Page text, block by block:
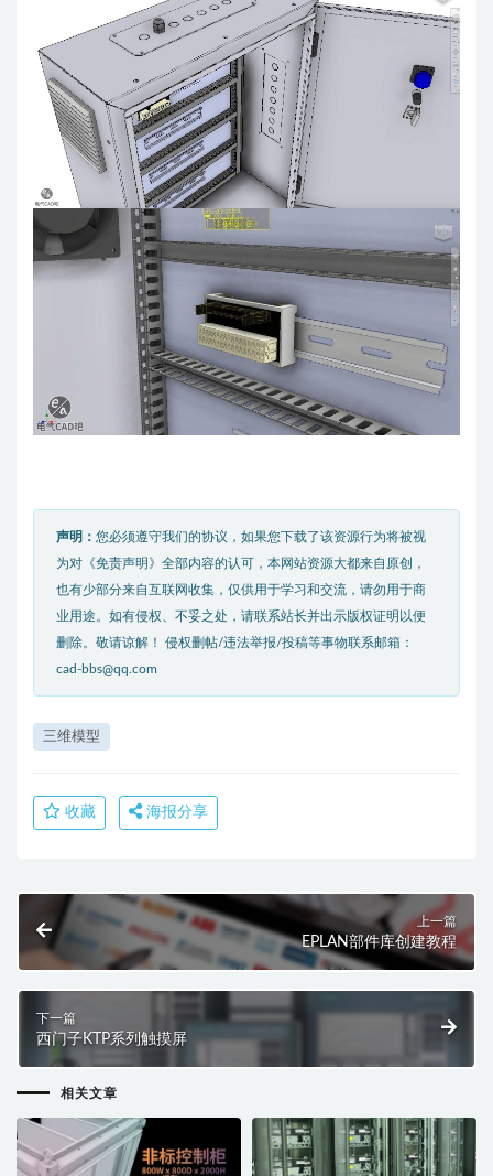
声明： 您必须遵守我们的协议，如果您下载了该资源行为将被视
为对《免责声明》全部内容的认可，本网站资源大都来自原创，
也有少部分来自互联网收集，仅供用于学习和交流，请勿用于商
业用途。如有侵权、不妥之处，请联系站长并出示版权证明以便
删除。敬请谅解！ 侵权删帖/违法举报/投稿等事物联系邮箱：
cad-bbs@qq.com
三维模型
收藏 海报分享
上一篇
EPLAN部件库创建教程
下一篇
西门子KTP系列触摸屏
相关文章